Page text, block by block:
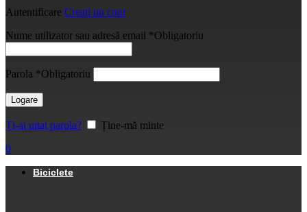
Autentificare Creați un cont
Nume utilizator sau adresă email *Obligatoriu
Parola *Obligatoriu
Logare
Ți-ai uitat parola?
Ține-mă minte
0
Biciclete